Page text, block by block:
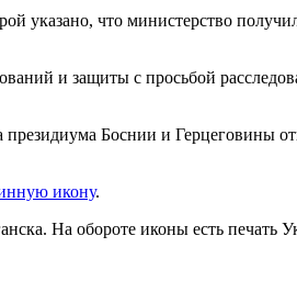
указано, что министерство
и защиты с просьбой
Боснии и Герцеговины
икону.
На обороте иконы есть печать